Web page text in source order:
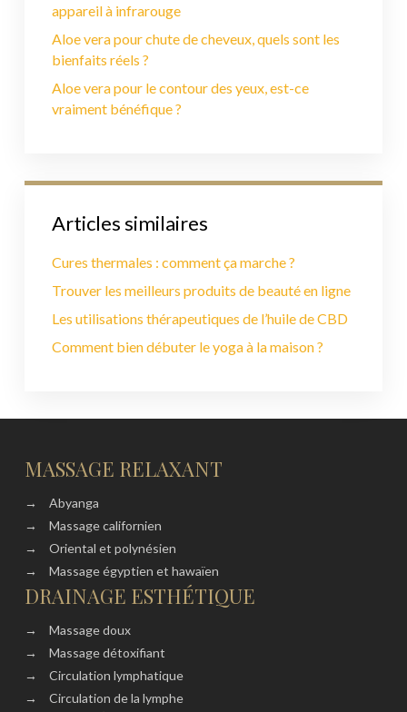
appareil à infrarouge
Aloe vera pour chute de cheveux, quels sont les
bienfaits réels ?
Aloe vera pour le contour des yeux, est-ce
vraiment bénéfique ?
Articles similaires
Cures thermales : comment ça marche ?
Trouver les meilleurs produits de beauté en ligne
Les utilisations thérapeutiques de l’huile de CBD
Comment bien débuter le yoga à la maison ?
MASSAGE RELAXANT
→
Abyanga
→
Massage californien
→
Oriental et polynésien
→
Massage égyptien et hawaïen
DRAINAGE ESTHÉTIQUE
→
Massage doux
→
Massage détoxifiant
→
Circulation lymphatique
→
Circulation de la lymphe